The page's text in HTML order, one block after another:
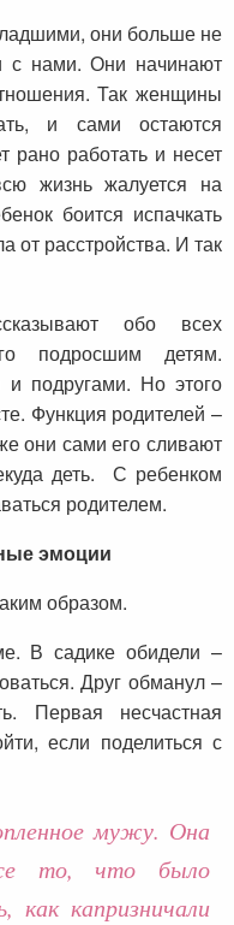
они больше не
с нами. Они начинают
Так женщины
и сами остаются
рано работать и несет
жизнь жалуется на
боится испачкать
от расстройства. И так
обо всех
подросшим детям.
и подругами. Но этого
Функция родителей –
они сами его сливают
деть. С ребенком
родителем.
эмоции
образом.
В садике обидели –
Друг обманул –
Первая несчастная
если поделиться с
мужу. Она
то, что было
капризничали